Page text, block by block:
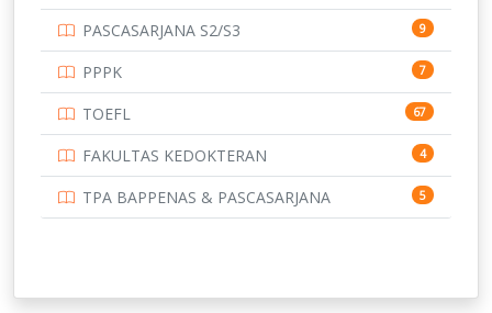
PASCASARJANA S2/S3 9
PPPK 7
TOEFL 67
FAKULTAS KEDOKTERAN 4
TPA BAPPENAS & PASCASARJANA 5